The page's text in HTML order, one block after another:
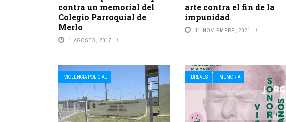
contra un memorial del
Colegio Parroquial de
Merlo
1 AGOSTO, 2017
arte contra el fin de la
impunidad
11 NOVIEMBRE, 2021
VIOLENCIA POLICIAL BREVES MEMORIA